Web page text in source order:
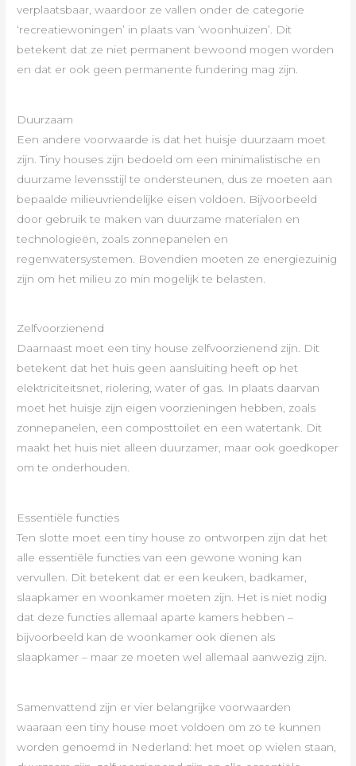
verplaatsbaar, waardoor ze vallen onder de categorie
‘recreatiewoningen’ in plaats van ‘woonhuizen’. Dit
betekent dat ze niet permanent bewoond mogen worden
en dat er ook geen permanente fundering mag zijn.
Duurzaam
Een andere voorwaarde is dat het huisje duurzaam moet
zijn. Tiny houses zijn bedoeld om een ​​minimalistische en
duurzame levensstijl te ondersteunen, dus ze moeten aan
bepaalde milieuvriendelijke eisen voldoen. Bijvoorbeeld
door gebruik te maken van duurzame materialen en
technologieën, zoals zonnepanelen en
regenwatersystemen. Bovendien moeten ze energiezuinig
zijn om het milieu zo min mogelijk te belasten.
Zelfvoorzienend
Daarnaast moet een tiny house zelfvoorzienend zijn. Dit
betekent dat het huis geen aansluiting heeft op het
elektriciteitsnet, riolering, water of gas. In plaats daarvan
moet het huisje zijn eigen voorzieningen hebben, zoals
zonnepanelen, een composttoilet en een watertank. Dit
maakt het huis niet alleen duurzamer, maar ook goedkoper
om te onderhouden.
Essentiële functies
Ten slotte moet een tiny house zo ontworpen zijn dat het
alle essentiële functies van een gewone woning kan
vervullen. Dit betekent dat er een keuken, badkamer,
slaapkamer en woonkamer moeten zijn. Het is niet nodig
dat deze functies allemaal aparte kamers hebben –
bijvoorbeeld kan de woonkamer ook dienen als
slaapkamer – maar ze moeten wel allemaal aanwezig zijn.
Samenvattend zijn er vier belangrijke voorwaarden
waaraan een tiny house moet voldoen om zo te kunnen
worden genoemd in Nederland: het moet op wielen staan,